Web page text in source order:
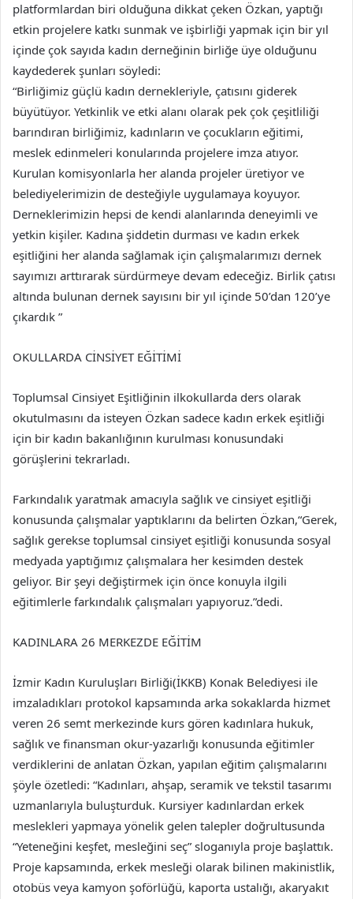
platformlardan biri olduğuna dikkat çeken Özkan, yaptığı
etkin projelere katkı sunmak ve işbirliği yapmak için bir yıl
içinde çok sayıda kadın derneğinin birliğe üye olduğunu
kaydederek şunları söyledi:
“Birliğimiz güçlü kadın dernekleriyle, çatısını giderek
büyütüyor. Yetkinlik ve etki alanı olarak pek çok çeşitliliği
barındıran birliğimiz, kadınların ve çocukların eğitimi,
meslek edinmeleri konularında projelere imza atıyor.
Kurulan komisyonlarla her alanda projeler üretiyor ve
belediyelerimizin de desteğiyle uygulamaya koyuyor.
Derneklerimizin hepsi de kendi alanlarında deneyimli ve
yetkin kişiler. Kadına şiddetin durması ve kadın erkek
eşitliğini her alanda sağlamak için çalışmalarımızı dernek
sayımızı arttırarak sürdürmeye devam edeceğiz. Birlik çatısı
altında bulunan dernek sayısını bir yıl içinde 50’dan 120’ye
çıkardık ”
OKULLARDA CİNSİYET EĞİTİMİ
Toplumsal Cinsiyet Eşitliğinin ilkokullarda ders olarak
okutulmasını da isteyen Özkan sadece kadın erkek eşitliği
için bir kadın bakanlığının kurulması konusundaki
görüşlerini tekrarladı.
Farkındalık yaratmak amacıyla sağlık ve cinsiyet eşitliği
konusunda çalışmalar yaptıklarını da belirten Özkan,“Gerek,
sağlık gerekse toplumsal cinsiyet eşitliği konusunda sosyal
medyada yaptığımız çalışmalara her kesimden destek
geliyor. Bir şeyi değiştirmek için önce konuyla ilgili
eğitimlerle farkındalık çalışmaları yapıyoruz.”dedi.
KADINLARA 26 MERKEZDE EĞİTİM
İzmir Kadın Kuruluşları Birliği(İKKB) Konak Belediyesi ile
imzaladıkları protokol kapsamında arka sokaklarda hizmet
veren 26 semt merkezinde kurs gören kadınlara hukuk,
sağlık ve finansman okur-yazarlığı konusunda eğitimler
verdiklerini de anlatan Özkan, yapılan eğitim çalışmalarını
şöyle özetledi: “Kadınları, ahşap, seramik ve tekstil tasarımı
uzmanlarıyla buluşturduk. Kursiyer kadınlardan erkek
meslekleri yapmaya yönelik gelen talepler doğrultusunda
“Yeteneğini keşfet, mesleğini seç” sloganıyla proje başlattık.
Proje kapsamında, erkek mesleği olarak bilinen makinistlik,
otobüs veya kamyon şoförlüğü, kaporta ustalığı, akaryakıt